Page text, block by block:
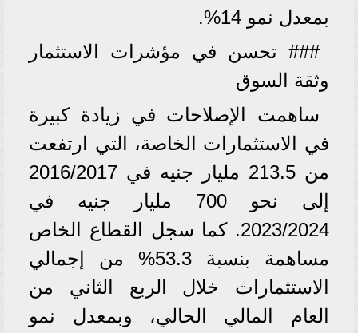
بمعدل نمو 14%.
### تحسن في مؤشرات الاستثمار
وثقة السوق
ساهمت الإصلاحات في زيادة كبيرة
في الاستثمارات الخاصة، التي ارتفعت
من 213.5 مليار جنيه في 2016/2017
إلى نحو 700 مليار جنيه في
2023/2024. كما سجل القطاع الخاص
مساهمة بنسبة 53.3% من إجمالي
الاستثمارات خلال الربع الثاني من
العام المالي الحالي، وبمعدل نمو